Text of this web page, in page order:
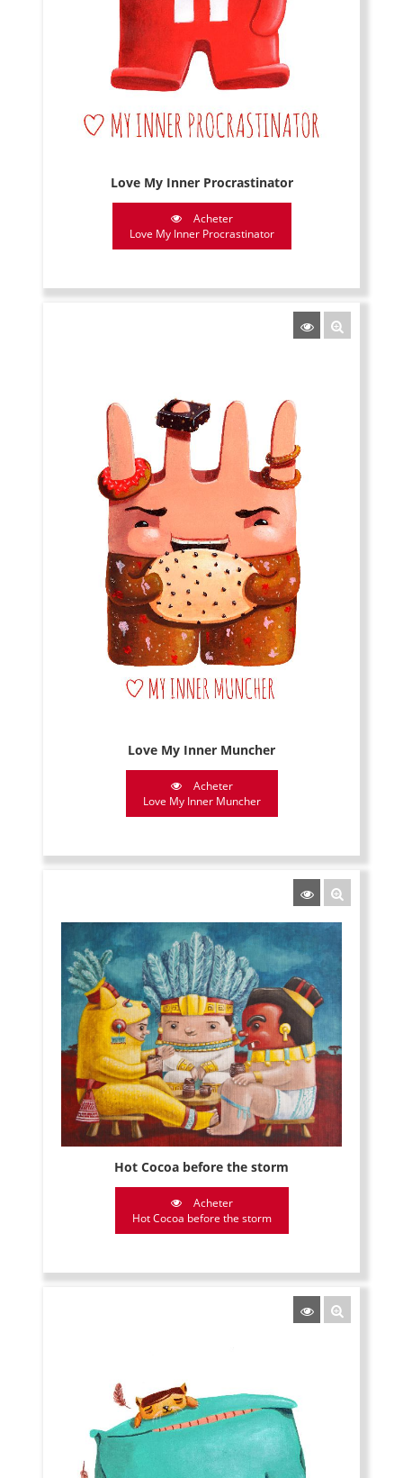
Love My Inner Procrastinator
Acheter
Love My Inner Procrastinator
Love My Inner Muncher
Acheter
Love My Inner Muncher
Hot Cocoa before the storm
Acheter
Hot Cocoa before the storm